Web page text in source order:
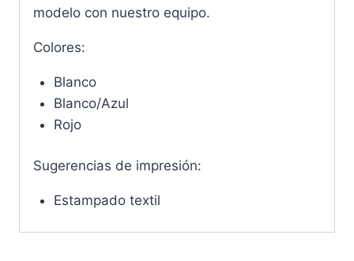
modelo con nuestro equipo.
Colores:
Blanco
Blanco/Azul
Rojo
Sugerencias de impresión:
Estampado textil